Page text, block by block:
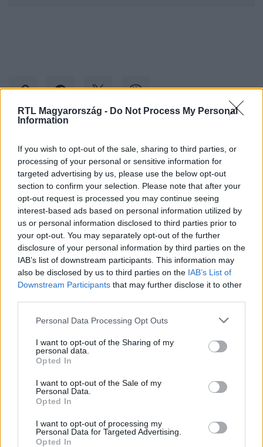
RTL Magyarország - Do Not Process My Personal
Information
If you wish to opt-out of the sale, sharing to third parties, or
processing of your personal or sensitive information for
targeted advertising by us, please use the below opt-out
section to confirm your selection. Please note that after your
opt-out request is processed you may continue seeing
interest-based ads based on personal information utilized by
us or personal information disclosed to third parties prior to
your opt-out. You may separately opt-out of the further
disclosure of your personal information by third parties on the
IAB’s list of downstream participants. This information may
also be disclosed by us to third parties on the IAB’s List of
Downstream Participants that may further disclose it to other
Please note that this website/app uses one or more Google
not limited to your visit or usage behaviour. You may click to
grant or deny consent to Google and its third-party tags to
use your data for below specified purposes in below Google
consent section.
Personal Data Processing Opt Outs
I want to opt-out of the Sharing of my
personal data.
Opted In
I want to opt-out of the Sale of my
Personal Data.
Opted In
I want to opt-out of processing my
Personal Data for Targeted Advertising.
Opted In
Kövess minket, és értesülj a friss hírekről a
Facebookon is!
Követem
#GAZDASÁG # TAYLOR SWIFT # KRIPTO # TŐZSDE
#FTX
Népszerű